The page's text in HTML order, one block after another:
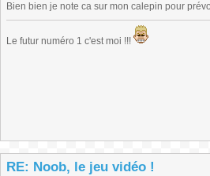
Bien bien je note ca sur mon calepin pour
Le futur numéro 1 c'est moi !!!
RE: Noob, le jeu vidéo !